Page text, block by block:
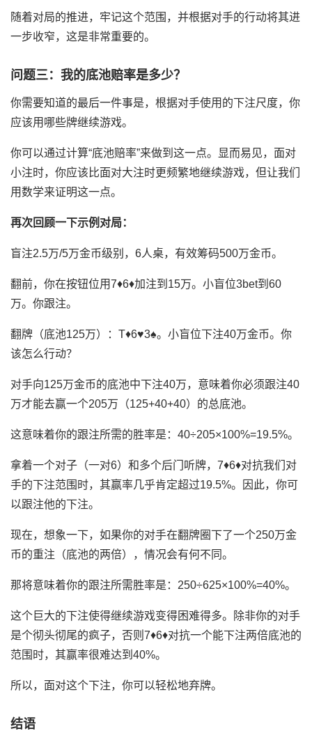
随着对局的推进，牢记这个范围，并根据对手的行动将其进
一步收窄，这是非常重要的。
问题三：我的底池赔率是多少？
你需要知道的最后一件事是，根据对手使用的下注尺度，你
应该用哪些牌继续游戏。
你可以通过计算“底池赔率”来做到这一点。显而易见，面对
小注时，你应该比面对大注时更频繁地继续游戏，但让我们
用数学来证明这一点。
再次回顾一下示例对局：
盲注2.5万/5万金币级别，6人桌，有效筹码500万金币。
翻前，你在按钮位用7♦6♦加注到15万。小盲位3bet到60
万。你跟注。
翻牌（底池125万）：T♦6♥3♠。小盲位下注40万金币。你
该怎么行动？
对手向125万金币的底池中下注40万，意味着你必须跟注40
万才能去赢一个205万（125+40+40）的总底池。
这意味着你的跟注所需的胜率是：40÷205×100%=19.5%。
拿着一个对子（一对6）和多个后门听牌，7♦6♦对抗我们对
手的下注范围时，其赢率几乎肯定超过19.5%。因此，你可
以跟注他的下注。
现在，想象一下，如果你的对手在翻牌圈下了一个250万金
币的重注（底池的两倍），情况会有何不同。
那将意味着你的跟注所需胜率是：250÷625×100%=40%。
这个巨大的下注使得继续游戏变得困难得多。除非你的对手
是个彻头彻尾的疯子，否则7♦6♦对抗一个能下注两倍底池的
范围时，其赢率很难达到40%。
所以，面对这个下注，你可以轻松地弃牌。
结语